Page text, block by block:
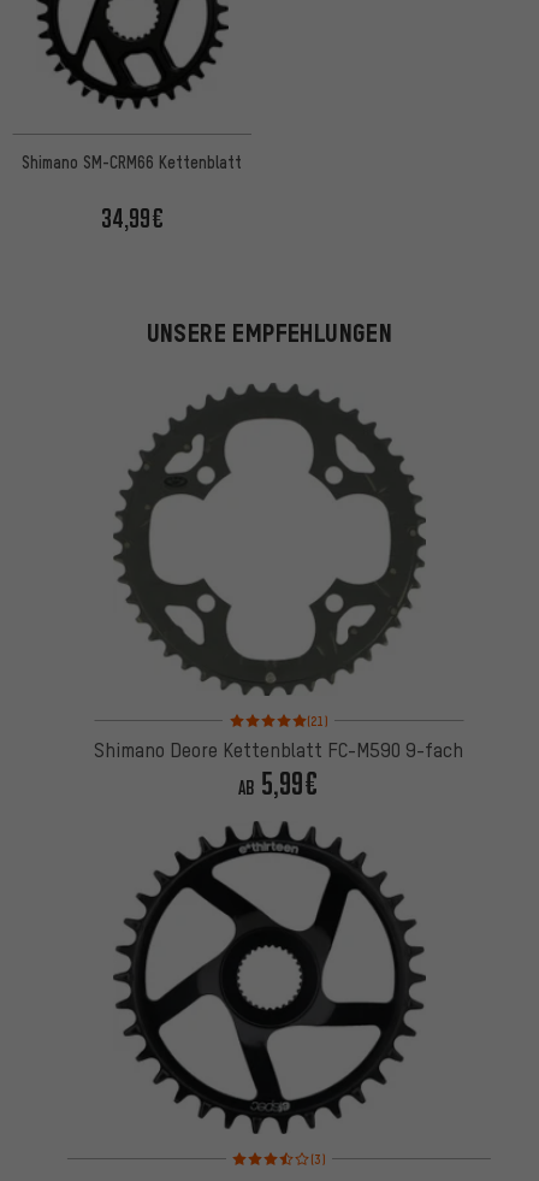
Shimano SM-CRM66 Kettenblatt
34,99€
UNSERE EMPFEHLUNGEN
Bewertungen: 5 von 5 basierend auf 21
(21)
Shimano Deore Kettenblatt FC-M590 9-fach
AB 5,99€
Bewertungen: 3,5 von 5 basierend auf 3
(3)